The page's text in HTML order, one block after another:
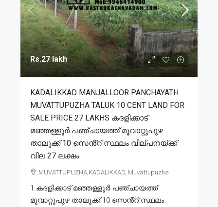
Rs.27 lakh
KADALIKKAD MANJALLOOR PANCHAYATH
MUVATTUPUZHA TALUK 10 CENT LAND FOR
SALE PRICE 27 LAKHS കദളിക്കാട്
മഞ്ഞള്ളൂർ പഞ്ചായത്ത് മൂവാറ്റുപുഴ
താലൂക്ക് 10 സെൻ്റ് സ്ഥലം വില്പനയ്ക്ക്
വില 27 ലക്ഷം
MUVATTUPUZHA,KADALIKKAD, Muvattupuzha
1.കദളിക്കാട് മഞ്ഞള്ളൂർ പഞ്ചായത്ത്
മൂവാറ്റുപുഴ താലൂക്ക് 10 സെൻ്റ് സ്ഥലം